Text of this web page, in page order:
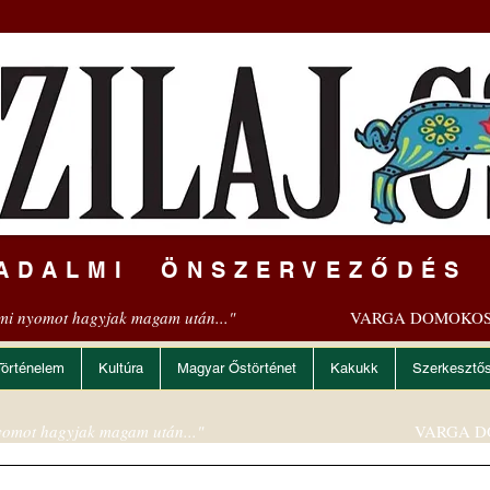
ÖNSZERVEZŐDÉS
nyomot hagyjak magam után..." VARGA
Kultúra Magyar Őstörténet Kakukk
hagyjak magam után..." VARGA